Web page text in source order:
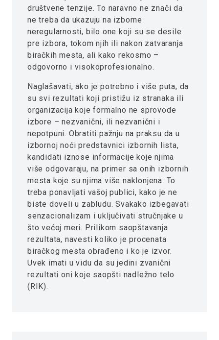
društvene tenzije. To naravno ne znači da
ne treba da ukazuju na izborne
neregularnosti, bilo one koji su se desile
pre izbora, tokom njih ili nakon zatvaranja
biračkih mesta, ali kako rekosmo –
odgovorno i visokoprofesionalno.
Naglašavati, ako je potrebno i više puta, da
su svi rezultati koji pristižu iz stranaka ili
organizacija koje formalno ne sprovode
izbore – nezvanični, ili nezvanični i
nepotpuni. Obratiti pažnju na praksu da u
izbornoj noći predstavnici izbornih lista,
kandidati iznose informacije koje njima
više odgovaraju, na primer sa onih izbornih
mesta koje su njima više naklonjena. To
treba ponavljati vašoj publici, kako je ne
biste doveli u zabludu. Svakako izbegavati
senzacionalizam i uključivati stručnjake u
što većoj meri. Prilikom saopštavanja
rezultata, navesti koliko je procenata
biračkog mesta obrađeno i ko je izvor.
Uvek imati u vidu da su jedini zvanični
rezultati oni koje saopšti nadležno telo
(RIK).